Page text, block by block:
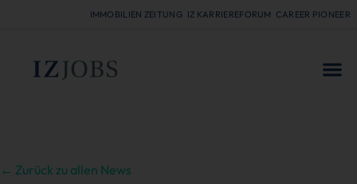
IMMOBILIEN ZEITUNG IZ KARRIEREFORUM CAREER PIONEER
← Zurück zu allen News